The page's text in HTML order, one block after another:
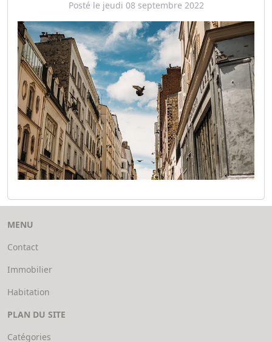
Posté le jeudi 08 septembre 2022
MENU
Contact
Immobilier
Habitation
PLAN DU SITE
Catégories